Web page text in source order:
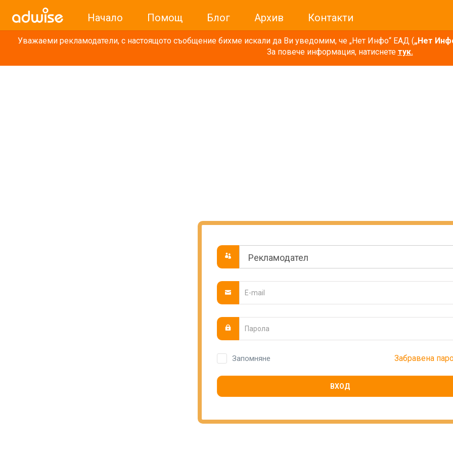
Начало Помощ Блог Архив Контакти
Уважаеми рекламодатели, с настоящото съобщение бихме искали да Ви уведомим, че „Нет Инфо“ ЕАД („Нет
За повече информация, натиснете тук.
Запомняне Забравена
ВХОД